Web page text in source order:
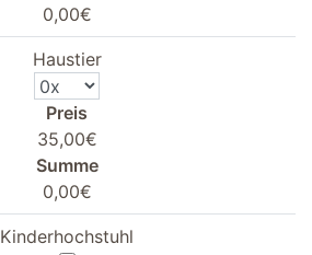
0,00€
Haustier
Preis
35,00€
Summe
0,00€
Kinderhochstuhl